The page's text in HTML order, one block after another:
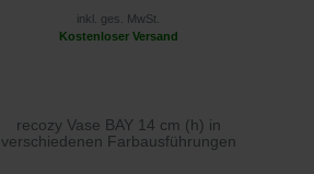
inkl. ges. MwSt.
Kostenloser Versand
recozy Vase BAY 14 cm (h) in
verschiedenen Farbausführungen